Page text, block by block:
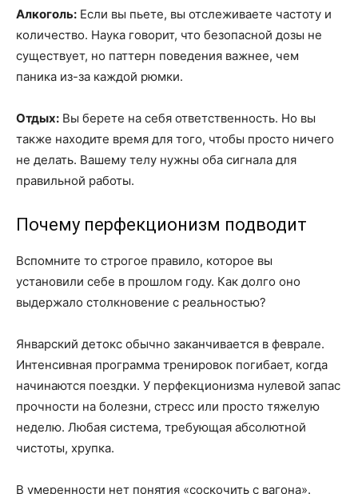
Алкоголь: Если вы пьете, вы отслеживаете частоту и
количество. Наука говорит, что безопасной дозы не
существует, но паттерн поведения важнее, чем
паника из-за каждой рюмки.
Отдых: Вы берете на себя ответственность. Но вы
также находите время для того, чтобы просто ничего
не делать. Вашему телу нужны оба сигнала для
правильной работы.
Почему перфекционизм подводит
Вспомните то строгое правило, которое вы
установили себе в прошлом году. Как долго оно
выдержало столкновение с реальностью?
Январский детокс обычно заканчивается в феврале.
Интенсивная программа тренировок погибает, когда
начинаются поездки. У перфекционизма нулевой запас
прочности на болезни, стресс или просто тяжелую
неделю. Любая система, требующая абсолютной
чистоты, хрупка.
В умеренности нет понятия «соскочить с вагона».